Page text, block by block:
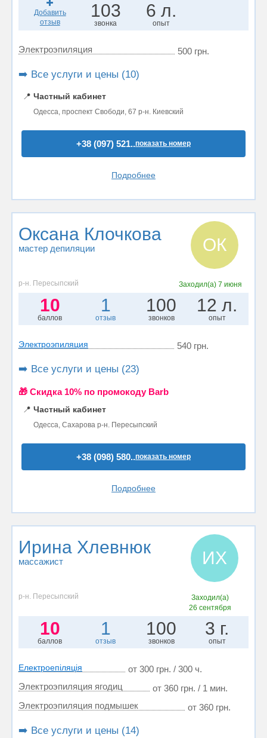
Добавить
отзыв
103
звонка
6 л.
опыт
Электроэпиляция 500 грн.
➡️ Все услуги и цены (10)
📍 Частный кабинет
Одесса, проспект Свободи, 67 р-н. Киевский
+38 (097) 521..показать номер
Подробнее
Оксана Клочкова
мастер депиляции ОК
р-н. Пересыпский Заходил(а) 7 июня
10
баллов
1
отзыв
100
звонков
12 л.
опыт
Электроэпиляция 540 грн.
➡️ Все услуги и цены (23)
🎁 Cкидка 10% по промокоду Barb
📍 Частный кабинет
Одесса, Сахарова р-н. Пересыпский
+38 (098) 580..показать номер
Подробнее
Ирина Хлевнюк
массажист ИХ
р-н. Пересыпский
Заходил(а)
26 сентября
10
баллов
1
отзыв
100
звонков
3 г.
опыт
Електроепіляція
от 300 грн. / 300 ч.
Электроэпиляция ягодиц
от 360 грн. / 1 мин.
Электроэпиляция подмышек
от 360 грн.
➡️ Все услуги и цены (14)